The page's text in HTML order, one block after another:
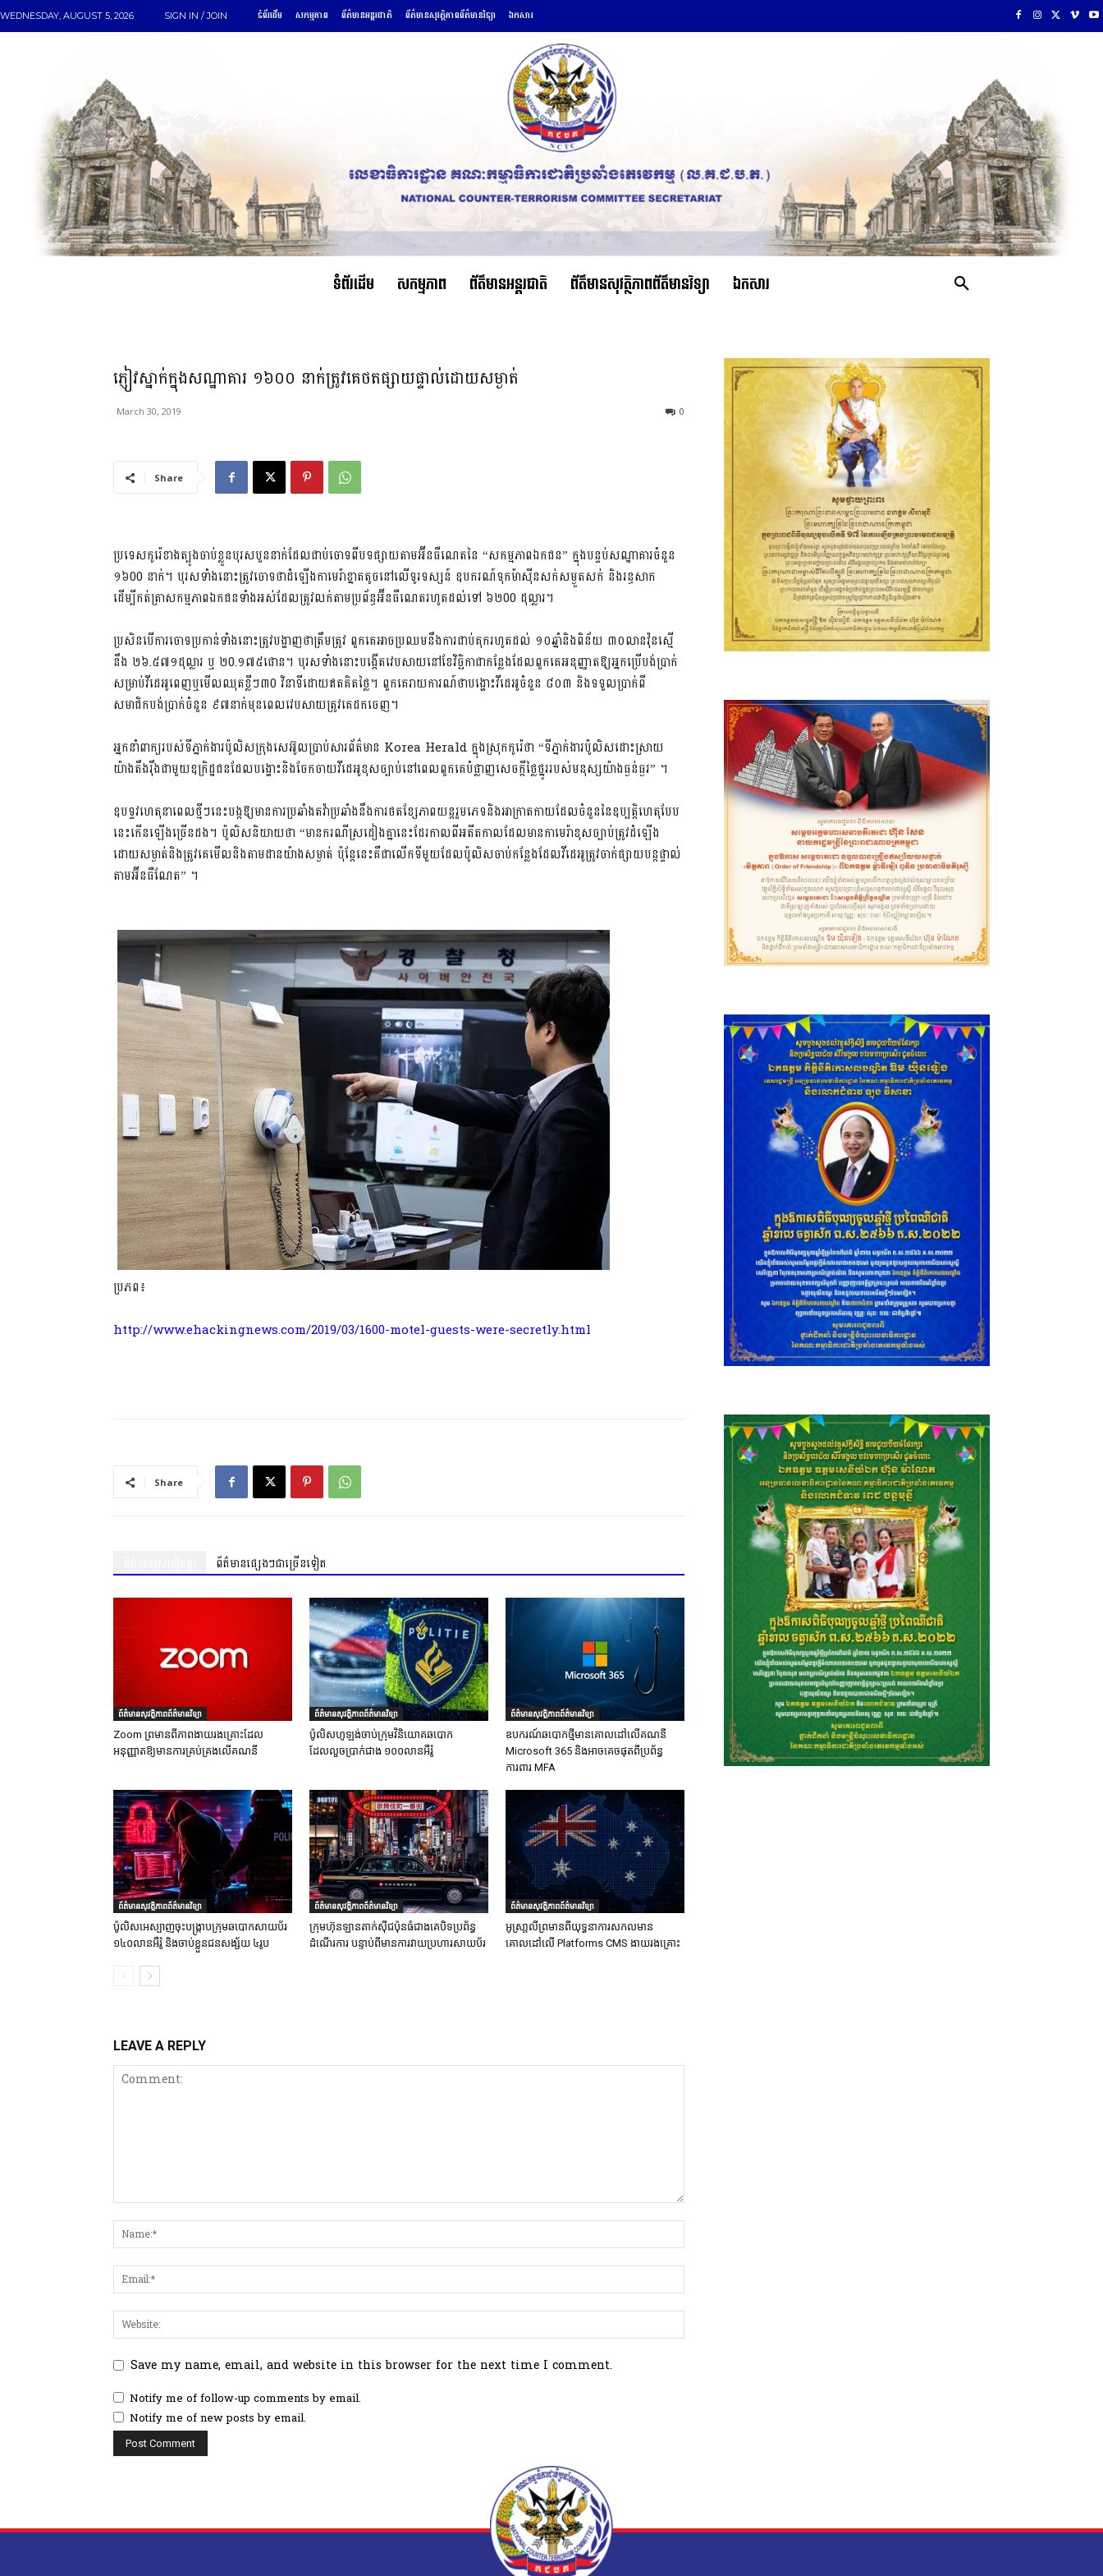
WEDNESDAY, AUGUST 5, 2026 SIGN IN / JOIN ទំព័រដើម សកម្មភាព ព័ត៌មានអន្តរជាតិ ព័ត៌មានសុវត្ថិភាពព័ត៌មានវិទ្យា ឯកសារ
ទំព័រដើម សកម្មភាព ព័ត៌មានអន្តរជាតិ ព័ត៌មានសុវត្ថិភាពព័ត៌មានវិទ្យា ឯកសារ
ភ្ញៀវស្នាក់ក្នុងសណ្ឋាគារ ១៦០០ នាក់ត្រូវគេថតផ្សាយផ្ទាល់ដោយសម្ងាត់
March 30, 2019 0
Share
ប្រទេសកូរ៉េខាងត្បូងចាប់ខ្លួនបុរសបួននាក់ដែលជាប់ចោទពីបទផ្សាយតាមអ៊ីនធឺណេតនៃ “សកម្មភាពឯកជន” ក្នុងបន្ទប់សណ្ឋាគារចំនួន
១៦00 នាក់។ បុរសទាំងនោះត្រូវចោទថាដំឡើងកាមេរ៉ាខ្នាតតូចនៅលើទូរទស្សន៍ ឧបករណ៍ទុកម៉ាស៊ីនសក់សម្ងួតសក់ និងរន្ធសាក
ដើម្បីកត់ត្រាសកម្មភាពឯកជនទាំងអស់ដែលត្រូវលក់តាមប្រព័ន្ធអ៊ីនធឺណេតរហូតដល់ទៅ ៦២00 ដុល្លារ។
ប្រសិនបើការចោទប្រកាន់ទាំងនោះត្រូវបង្ហាញថាត្រឹមត្រូវ ពួកគេអាចប្រឈមនឹងការជាប់គុករហូតដល់ ១០ឆ្នាំនិងពិន័យ ៣០លានវ៉ុនស្មើ
នឹង ២៦.៥៧១ដុល្លារ ឬ ២0.១៧៥ផោន។ បុរសទាំងនោះបង្កើតវេបសាយនៅខែវិច្ឆិកាជាកន្លែងដែលពួកគេអនុញ្ញាតឱ្យអ្នកប្រើបង់ប្រាក់
សម្រាប់វីដេអូពេញឬមើលឈុតខ្លីៗ៣0 វិនាទីដោយឥតគិតថ្លៃ។ ពួកគេរាយការណ៍ថាបង្ហោះវីដេអូចំនួន ៨០៣ និងទទួលប្រាក់ពី
សមាជិកបង់ប្រាក់ចំនួន ៩៧នាក់មុនពេលវេបសាយត្រូវគេដកចេញ។
អ្នកនាំពាក្យរបស់ទីភ្នាក់ងារប៉ូលិសក្រុងសេអ៊ូលប្រាប់សារព័ត៌មាន Korea Herald ក្នុងស្រុកកូរ៉េថា “ទីភ្នាក់ងារប៉ូលិសដោះស្រាយ
យ៉ាងតឹងរ៉ឹងជាមួយឧក្រិដ្ឋជនដែលបង្ហោះនិងចែកចាយវីដេអូខុសច្បាប់នៅពេលពួកគេបំផ្លាញសេចក្តីថ្លៃថ្នូររបស់មនុស្សយ៉ាងធ្ងន់ធ្ងរ” ។
ឧបទ្ទវហេតុនាពេលថ្មីៗនេះបង្កឱ្យមានការប្រឆាំងតវ៉ាប្រឆាំងនឹងការថតខ្សែភាពយន្តរួមភេទនិងអាក្រាតកាយដែលចំនួននៃឧប្បត្តិហេតុបែប
នេះកើនឡើងច្រើនដង។ ប៉ូលិសនិយាយថា “មានករណីស្រដៀងគ្នានេះដែរកាលពីអតីតកាលដែលមានកាមេរ៉ាខុសច្បាប់ត្រូវដំឡើង
ដោយសម្ងាត់និងត្រូវគេមើលនិងតាមដានយ៉ាងសម្ងាត់ ប៉ុន្តែនេះគឺជាលើកទីមួយដែលប៉ូលិសចាប់កន្លែងដែលវីដេអូត្រូវចាក់ផ្សាយបន្តផ្ទាល់
តាមអ៊ីនធឺណែត” ។
ប្រភព៖
http://www.ehackingnews.com/2019/03/1600-motel-guests-were-secretly.html
Share
ព័ត៌មានផ្សេងៗជាច្រើនទៀត
ព័ត៌មានសុវត្ថិភាពព័ត៌មានវិទ្យា
Zoom ព្រមានពីភាពងាយរងគ្រោះដែល
អនុញ្ញាតឱ្យមានការគ្រប់គ្រងលើគណនី
ព័ត៌មានសុវត្ថិភាពព័ត៌មានវិទ្យា
ប៉ូលិសហូឡង់ចាប់ក្រុមវិនិយោគឆបោក
ដែលលួចប្រាក់ជាង ១០០លានអឺរ៉ូ
ព័ត៌មានសុវត្ថិភាពព័ត៌មានវិទ្យា
ឧបករណ៍ឆបោកថ្មីមានគោលដៅលើគណនី
Microsoft 365 និងអាចគេចផុតពីប្រព័ន្ធ
ការពារ MFA
ព័ត៌មានសុវត្ថិភាពព័ត៌មានវិទ្យា
ប៉ូលិសអេស្បាញចុះបង្រ្កាបក្រុមឆបោកសាយប័រ
១៤០លានអឺរ៉ូ និងចាប់ខ្លួនជនសង្ស័យ ៤រូប
ព័ត៌មានសុវត្ថិភាពព័ត៌មានវិទ្យា
ក្រុមហ៊ុនឡានតាក់ស៊ីជប៉ុនធំជាងគេបិទប្រព័ន្ធ
ដំណើរការ បន្ទាប់ពីមានការវាយប្រហារសាយប័រ
ព័ត៌មានសុវត្ថិភាពព័ត៌មានវិទ្យា
អូស្រា្តលីព្រមានពីយុទ្ធនាការសកលមាន
គោលដៅលើ Platforms CMS ងាយរងគ្រោះ
LEAVE A REPLY
Save my name, email, and website in this browser for the next time I comment.
Notify me of follow-up comments by email.
Notify me of new posts by email.